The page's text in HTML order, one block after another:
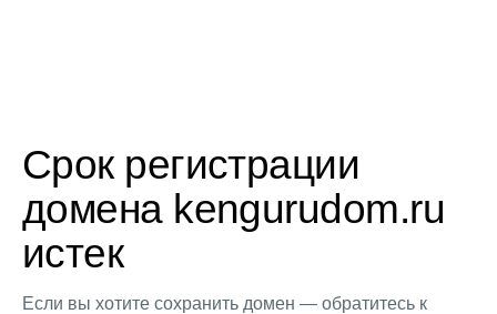
Срок регистрации
домена kengurudom.ru
истек
Если вы хотите сохранить домен — обратитесь к